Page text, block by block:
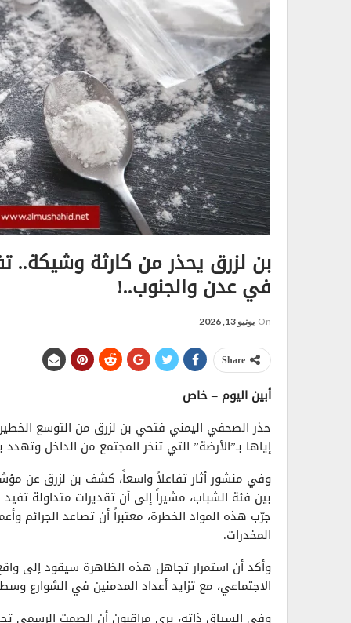
بن لزرق يحذر من كارثة وشيكة..
في عدن والجنوب..!
On يونيو 13, 2026
Share
أبين اليوم – خاص
حذر الصحفي اليمني فتحي بن لزرق من التوسع
إياها بـ”الأرضة” التي تنخر المجتمع من الداخل وتهدد
وفي منشور أثار تفاعلاً واسعاً، كشف بن لزرق عن
بين فئة الشباب، مشيراً إلى أن تقديرات متداولة
جرّب هذه المواد الخطرة، معتبراً أن تصاعد الجرائم
المخدرات.
وأكد أن استمرار تجاهل هذه الظاهرة سيقود إلى
الاجتماعي، مع تزايد أعداد المدمنين في الشوارع وسط
وفي السياق ذاته، يرى مراقبون أن الصمت الرسمي